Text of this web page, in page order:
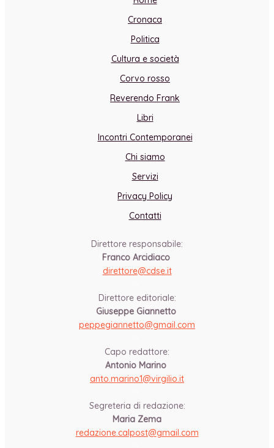
Cronaca
Politica
Cultura e società
Corvo rosso
Reverendo Frank
Libri
Incontri Contemporanei
Chi siamo
Servizi
Privacy Policy
Contatti
Direttore responsabile:
Franco Arcidiaco
direttore@cdse.it
Direttore editoriale:
Giuseppe Giannetto
peppegiannetto@gmail.com
Capo redattore:
Antonio Marino
anto.marino1@virgilio.it
Segreteria di redazione:
Maria Zema
redazione.calpost@gmail.com